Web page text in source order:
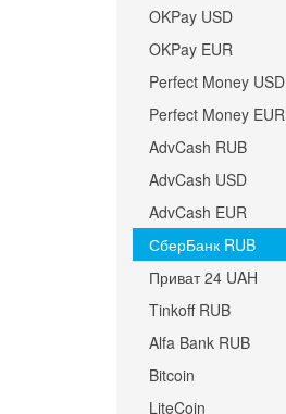
OKPay USD
OKPay EUR
Perfect Money USD
Perfect Money EUR
AdvCash RUB
AdvCash USD
AdvCash EUR
СберБанк RUB
Приват 24 UAH
Tinkoff RUB
Alfa Bank RUB
Bitcoin
LiteCoin